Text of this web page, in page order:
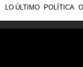
LO ÚLTIMO POLÍTICA